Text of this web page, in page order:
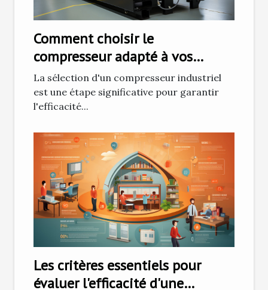
Comment choisir le
compresseur adapté à vos
besoins industriels ?
La sélection d'un compresseur industriel
est une étape significative pour garantir
l'efficacité...
Les critères essentiels pour
évaluer l'efficacité d'une